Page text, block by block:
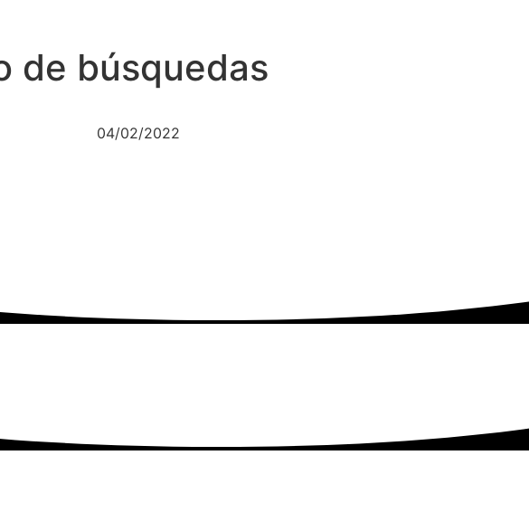
de búsquedas
04/02/2022